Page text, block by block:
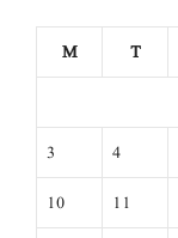
M
T
3
4
10
11